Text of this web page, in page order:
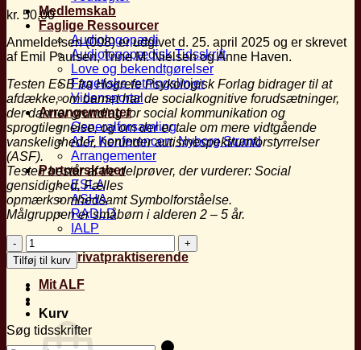
Medlemskab
Faglige Ressourcer
Audiologopædi
Audiologopædisk Tidsskrift
Love og bekendtgørelser
Fagetiske retningslinjer
Vidensportal
Arrangementer
Generalforsamling
ALF Konferencen, Nyborg Strand
Arrangementer
Partnerskaber
ESLA
ASHA
RADLD
IALP
Find privatpraktiserende
Mit ALF
Kurv
kr. 50,00
Anmeldelsen (008) er udgivet d. 25. april 2025 og er skrevet
af Emil Paulsen, Trine M. Nielsen og Anne Haven.
Testen ESB fra Hogrefe Psykologisk Forlag bidrager til at
afdække, om barnet har de socialkognitive forudsætninger,
der danner grundlag for social kommunikation og
sprogtilegnelse,og om der er tale om mere vidtgående
vanskeligheder, herunder autismespektrumforstyrrelser
(ASF).
Testen består af tre delprøver, der vurderer: Social
gensidighed, Fælles
opmærksomhedsamt Symbolforståelse.
Målgruppen er småbørn i alderen 2 – 5 år.
Anmeldelse
af
"ESB
-
Early
Sociocognitive
Battery"
antal
Tilføj til kurv
Søg tidsskrifter